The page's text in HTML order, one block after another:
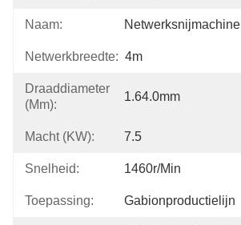
Naam: Netwerksnijmachine
Netwerkbreedte: 4m
Draaddiameter
(mm):
1.64.0mm
Macht (kW): 7.5
Snelheid: 1460r/min
Toepassing: Gabionproductielijn